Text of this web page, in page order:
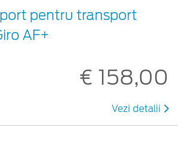
pentru transport
AF+
€ 158,00
Vezi detalii